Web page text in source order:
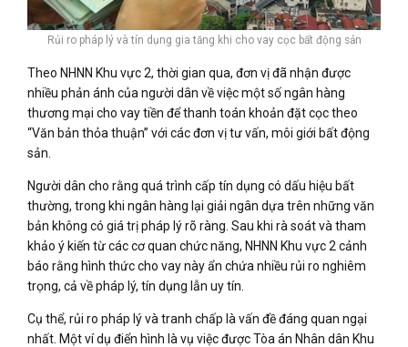
Rủi ro pháp lý và tín dụng gia tăng khi cho vay cọc bất động sản
Theo NHNN Khu vực 2, thời gian qua, đơn vị đã nhận được
nhiều phản ánh của người dân về việc một số ngân hàng
thương mại cho vay tiền để thanh toán khoản đặt cọc theo
“Văn bản thỏa thuận” với các đơn vị tư vấn, môi giới bất động
sản.
Người dân cho rằng quá trình cấp tín dụng có dấu hiệu bất
thường, trong khi ngân hàng lại giải ngân dựa trên những văn
bản không có giá trị pháp lý rõ ràng. Sau khi rà soát và tham
khảo ý kiến từ các cơ quan chức năng, NHNN Khu vực 2 cảnh
báo rằng hình thức cho vay này ẩn chứa nhiều rủi ro nghiêm
trọng, cả về pháp lý, tín dụng lẫn uy tín.
Cụ thể, rủi ro pháp lý và tranh chấp là vấn đề đáng quan ngại
nhất. Một ví dụ điển hình là vụ việc được Tòa án Nhân dân Khu